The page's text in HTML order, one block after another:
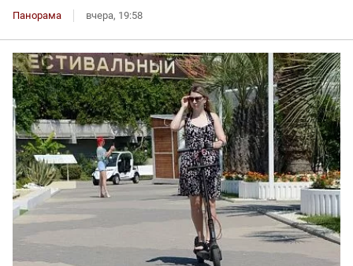
Панорама вчера, 19:58